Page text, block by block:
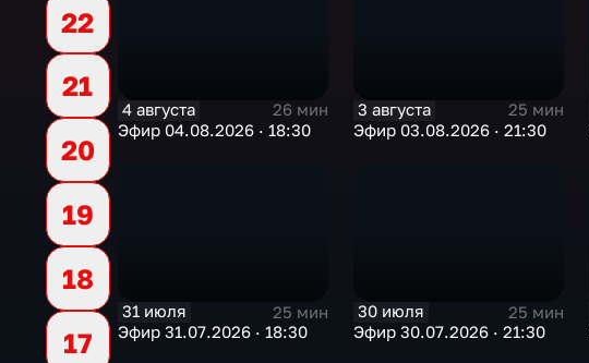
22
21
20
19
18
17
4 августа
26 мин
Эфир 04.08.2026 · 18:30
3 августа
25 мин
Эфир 03.08.2026 · 21:30
31 июля
25 мин
Эфир 31.07.2026 · 18:30
30 июля
25 мин
Эфир 30.07.2026 · 21:30